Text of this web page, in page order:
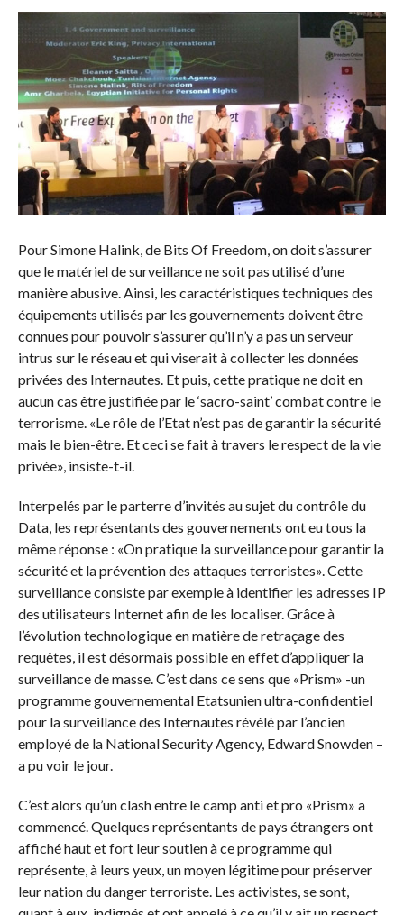
Pour Simone Halink, de Bits Of Freedom, on doit s’assurer
que le matériel de surveillance ne soit pas utilisé d’une
manière abusive. Ainsi, les caractéristiques techniques des
équipements utilisés par les gouvernements doivent être
connues pour pouvoir s’assurer qu’il n’y a pas un serveur
intrus sur le réseau et qui viserait à collecter les données
privées des Internautes. Et puis, cette pratique ne doit en
aucun cas être justifiée par le ‘sacro-saint’ combat contre le
terrorisme. «Le rôle de l’Etat n’est pas de garantir la sécurité
mais le bien-être. Et ceci se fait à travers le respect de la vie
privée», insiste-t-il.
Interpelés par le parterre d’invités au sujet du contrôle du
Data, les représentants des gouvernements ont eu tous la
même réponse : «On pratique la surveillance pour garantir la
sécurité et la prévention des attaques terroristes». Cette
surveillance consiste par exemple à identifier les adresses IP
des utilisateurs Internet afin de les localiser. Grâce à
l’évolution technologique en matière de retraçage des
requêtes, il est désormais possible en effet d’appliquer la
surveillance de masse. C’est dans ce sens que «Prism» -un
programme gouvernemental Etatsunien ultra-confidentiel
pour la surveillance des Internautes révélé par l’ancien
employé de la National Security Agency, Edward Snowden –
a pu voir le jour.
C’est alors qu’un clash entre le camp anti et pro «Prism» a
commencé. Quelques représentants de pays étrangers ont
affiché haut et fort leur soutien à ce programme qui
représente, à leurs yeux, un moyen légitime pour préserver
leur nation du danger terroriste. Les activistes, se sont,